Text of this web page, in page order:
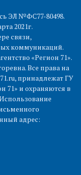
ЭЛ №ФС77-80498.
2021г.
связи,
коммуникаций.
«Регион 71».
Все права на
принадлежат ГУ
71» и охраняются в
адрес: